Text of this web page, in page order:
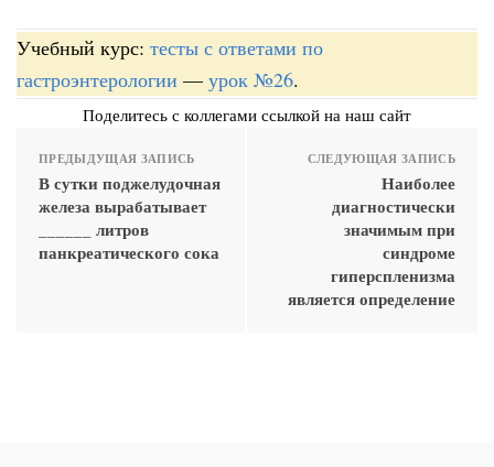
Учебный курс: тесты с ответами по
гастроэнтерологии — урок №26.
Поделитесь с коллегами ссылкой на наш сайт
ПРЕДЫДУЩАЯ ЗАПИСЬ
В сутки поджелудочная
железа вырабатывает
______ литров
панкреатического сока
СЛЕДУЮЩАЯ ЗАПИСЬ
Наиболее
диагностически
значимым при
синдроме
гиперспленизма
является определение